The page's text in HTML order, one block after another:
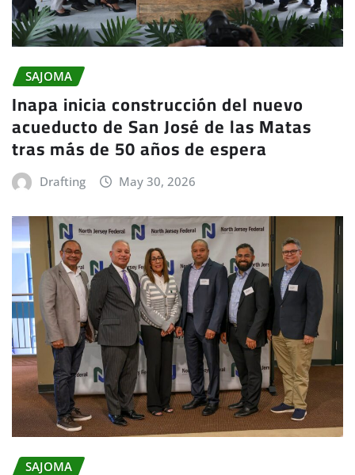
SAJOMA
Inapa inicia construcción del nuevo
acueducto de San José de las Matas
tras más de 50 años de espera
Drafting May 30, 2026
SAJOMA